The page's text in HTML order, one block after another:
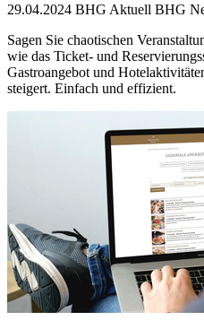
29.04.2024 BHG Aktuell BHG
Sagen Sie chaotischen
wie das Ticket- und
Gastroangebot und
steigert. Einfach und effizient.